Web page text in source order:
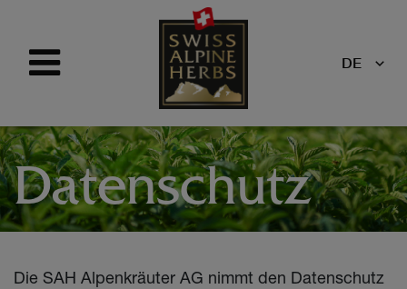
DE
Datenschutz
Die SAH Alpenkräuter AG nimmt den Datenschutz